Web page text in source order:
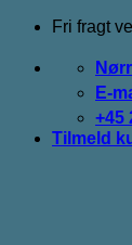
Fortsæt
indhold
Fri fragt
E-
+45
Tilmeld